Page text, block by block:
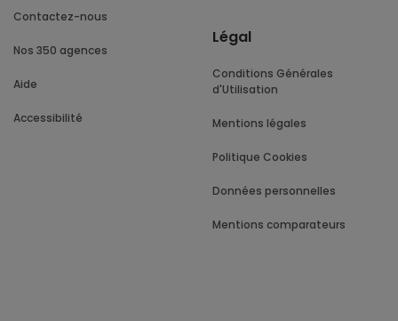
Contactez-nous
Nos 350 agences
Aide
Accessibilité
Légal
Conditions Générales
d'Utilisation
Mentions légales
Politique Cookies
Données personnelles
Mentions comparateurs